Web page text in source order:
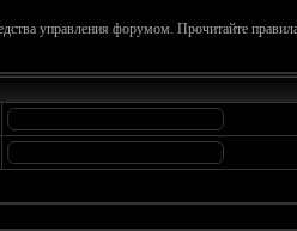
управления форумом. Прочитайте